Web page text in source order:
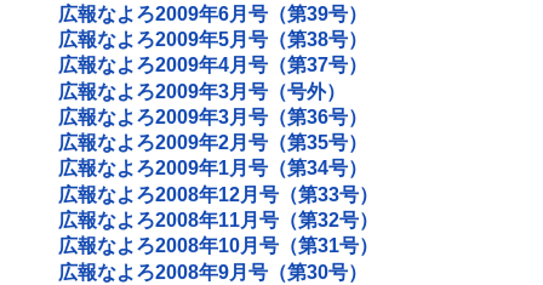
広報なよろ2009年6月号（第39号）
広報なよろ2009年5月号（第38号）
広報なよろ2009年4月号（第37号）
広報なよろ2009年3月号（号外）
広報なよろ2009年3月号（第36号）
広報なよろ2009年2月号（第35号）
広報なよろ2009年1月号（第34号）
広報なよろ2008年12月号（第33号）
広報なよろ2008年11月号（第32号）
広報なよろ2008年10月号（第31号）
広報なよろ2008年9月号（第30号）